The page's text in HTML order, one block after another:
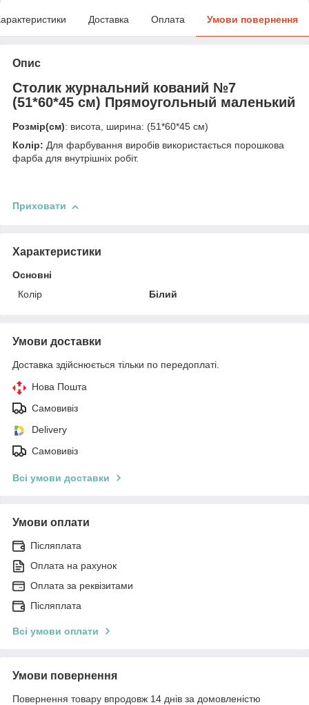
Доставка Оплата Умови повернення
Опис
Столик журнальний кований №7
(51*60*45 см) Прямоугольный маленький
Розмір(см): висота, ширина: (51*60*45 см)
Колір: Для фарбування виробів використається порошкова
фарба для внутрішніх робіт.
Приховати
Характеристики
Основні
Колір
Білий
Умови доставки
Доставка здійснюється тільки по передоплаті.
Нова Пошта
Самовивіз
Delivery
Самовивіз
Всі умови доставки
Умови оплати
Післяплата
Оплата на рахунок
Оплата за реквізитами
Післяплата
Всі умови оплати
Умови повернення
Повернення товару впродовж 14 днів за домовленістю